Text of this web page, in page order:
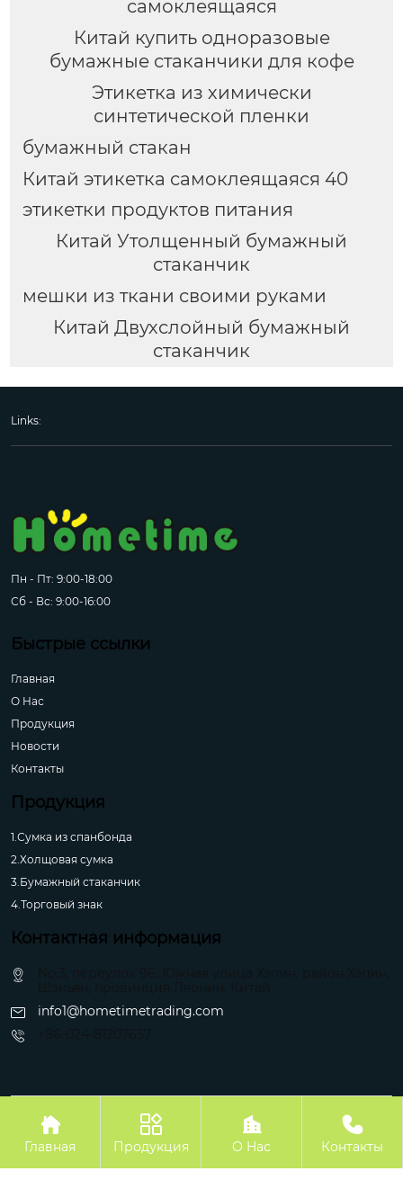
самоклеящаяся
Китай купить одноразовые
бумажные стаканчики для кофе
Этикетка из химически
синтетической пленки
бумажный стакан
Китай этикетка самоклеящаяся 40
этикетки продуктов питания
Китай Утолщенный бумажный
стаканчик
мешки из ткани своими руками
Китай Двухслойный бумажный
стаканчик
Links:
Пн - Пт: 9:00-18:00
Сб - Вс: 9:00-16:00
Быстрые ссылки
Главная
О Hас
Продукция
Новости
Контакты
Продукция
1.Сумка из спанбонда
2.Холщовая сумка
3.Бумажный стаканчик
4.Торговый знак
Контактная информация
info1@hometimetrading.com
Авторское право©Шэньян Хуэйфэнтай Импорт и Экспорт Ко.

Главная

Продукция

О Hас

Контакты